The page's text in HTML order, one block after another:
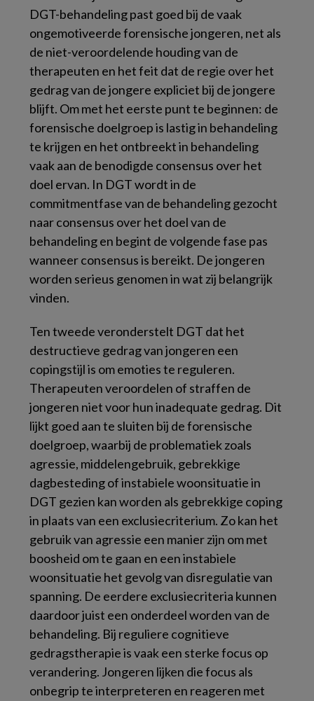
DGT-behandeling past goed bij de vaak
ongemotiveerde forensische jongeren, net als
de niet-veroordelende houding van de
therapeuten en het feit dat de regie over het
gedrag van de jongere expliciet bij de jongere
blijft. Om met het eerste punt te beginnen: de
forensische doelgroep is lastig in behandeling
te krijgen en het ontbreekt in behandeling
vaak aan de benodigde consensus over het
doel ervan. In DGT wordt in de
commitmentfase van de behandeling gezocht
naar consensus over het doel van de
behandeling en begint de volgende fase pas
wanneer consensus is bereikt. De jongeren
worden serieus genomen in wat zij belangrijk
vinden.
Ten tweede veronderstelt DGT dat het
destructieve gedrag van jongeren een
copingstijl is om emoties te reguleren.
Therapeuten veroordelen of straffen de
jongeren niet voor hun inadequate gedrag. Dit
lijkt goed aan te sluiten bij de forensische
doelgroep, waarbij de problematiek zoals
agressie, middelengebruik, gebrekkige
dagbesteding of instabiele woonsituatie in
DGT gezien kan worden als gebrekkige coping
in plaats van een exclusiecriterium. Zo kan het
gebruik van agressie een manier zijn om met
boosheid om te gaan en een instabiele
woonsituatie het gevolg van disregulatie van
spanning. De eerdere exclusiecriteria kunnen
daardoor juist een onderdeel worden van de
behandeling. Bij reguliere cognitieve
gedragstherapie is vaak een sterke focus op
verandering. Jongeren lijken die focus als
onbegrip te interpreteren en reageren met